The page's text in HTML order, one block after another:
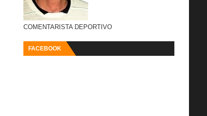
COMENTARISTA DEPORTIVO
FACEBOOK